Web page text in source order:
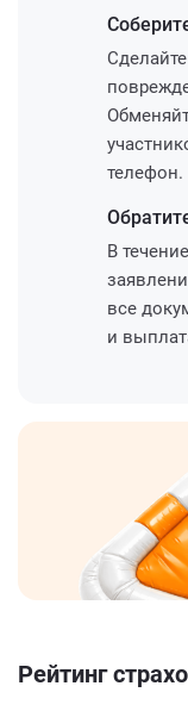
телефон.
В
все
и
Рейтинг